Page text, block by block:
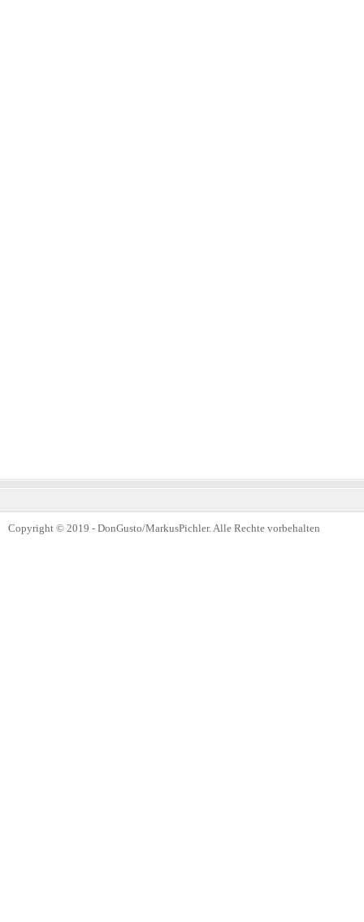
Copyright © 2019 - DonGusto/MarkusPichler. Alle Rechte vorbehalten